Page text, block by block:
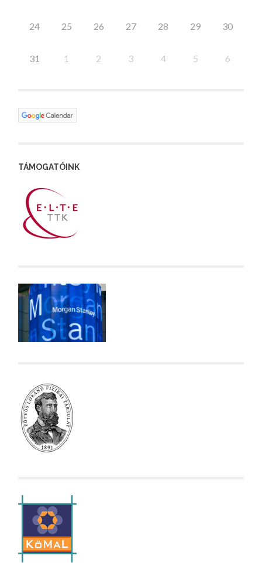
24 25 26 27 28 29 30
31 1 2 3 4 5 6
TÁMOGATÓINK